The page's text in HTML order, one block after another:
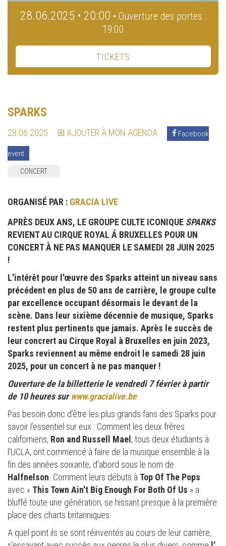
28.06.2025 • 20:00 • Ouverture des portes :
19:00
TICKETS
SPARKS
28.06.2025 AJOUTER À MON AGENDA Facebook
event
CONCERT
ORGANISÉ PAR : GRACIA LIVE
APRÈS DEUX ANS, LE GROUPE CULTE ICONIQUE SPARKS
REVIENT AU CIRQUE ROYAL Á BRUXELLES POUR UN
CONCERT À NE PAS MANQUER LE SAMEDI 28 JUIN 2025
!
L'intérêt pour l'œuvre des Sparks atteint un niveau sans
précédent en plus de 50 ans de carrière, le groupe culte
par excellence occupant désormais le devant de la
scène. Dans leur sixième décennie de musique, Sparks
restent plus pertinents que jamais. Après le succès de
leur concrert au Cirque Royal à Bruxelles en juin 2023,
Sparks reviennent au même endroit le samedi 28 juin
2025, pour un concert à ne pas manquer !
Ouverture de la billetterie le vendredi 7 février à partir
de 10 heures surwww.gracialive.be
Pas besoin donc d’être les plus grands fans des Sparks pour
savoir l’essentiel sur eux : Comment les deux frères
californiens, Ron and Russell Mael , tous deux étudiants à
l’UCLA, ont commencé à faire de la musique ensemble à la
fin des années soixante, d’abord sous le nom de
Halfnelson. Comment leurs débuts à Top Of The Pops
avec « This Town Ain't Big Enough For Both Of Us » a
bluffé toute une génération, se hissant presque à la première
place des charts britanniques.
A quel point ils se sont réinventés au cours de leur carrière,